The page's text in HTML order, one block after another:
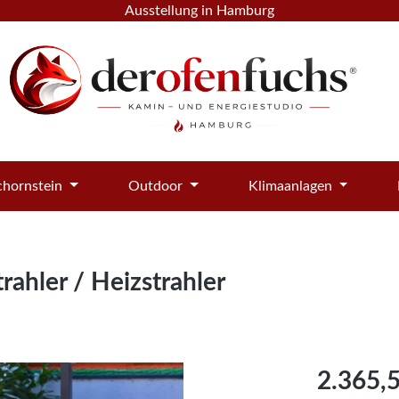
Ausstellung in Hamburg
Outdoor Klimaanlagen
/ Heizstrahler
Regulärer